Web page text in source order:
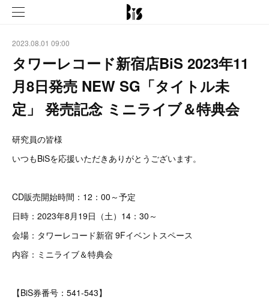
2023.08.01 09:00
タワーレコード新宿店BiS 2023年11
月8日発売 NEW SG「タイトル未
定」 発売記念 ミニライブ＆特典会
研究員の皆様
いつもBiSを応援いただきありがとうございます。
CD販売開始時間：12：00～予定
日時：2023年8月19日（土）14：30～
会場：タワーレコード新宿 9Fイベントスペース
内容：ミニライブ＆特典会
【BiS券番号：541-543】